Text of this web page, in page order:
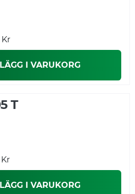
LÄGG I VARUKORG
T
LÄGG I VARUKORG